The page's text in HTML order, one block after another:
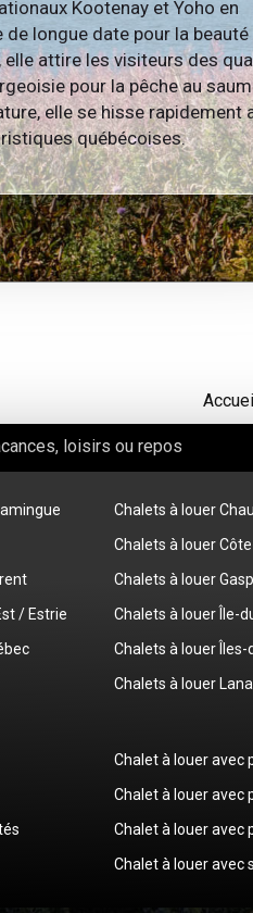
Kootenay et Yoho en
longue date pour la beauté
attire les visiteurs des
pour la pêche au
elle se hisse rapidement
québécoises.
loisirs ou repos
/ Estrie
Chalets à louer
Chalets à louer
Chalets à louer
Chalets à louer Île-
Chalets à louer
Chalets à louer
Chalet à louer avec
Chalet à louer avec
Chalet à louer avec
Chalet à louer avec